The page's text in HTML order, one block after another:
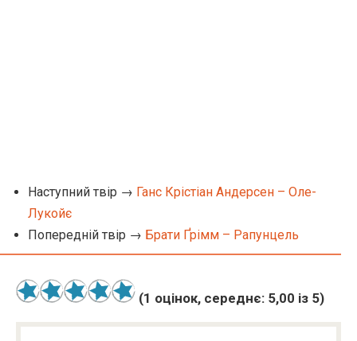
Наступний твір → Ганс Крістіан Андерсен – Оле-
Лукойє
Попередній твір → Брати Ґрімм – Рапунцель
(1 оцінок, середнє: 5,00 із 5)